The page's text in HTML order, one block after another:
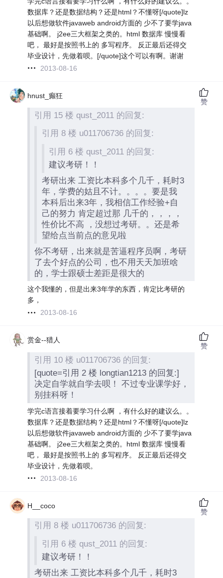
数据库？还是数据结构？还是html？不懂呀[/quote]lz
以后想做软件javaweb android方面的 少不了要学java
基础啊。 j2ee三大框架之类的。html 数据库 慢慢看
吧， 最好是按照书上的 多写程序。 反正最后还得交
毕业设计，先做着呗。[/quote]这个可以有啊。谢谢
2013-08-16
hnust_癫狂
引用 15 楼 qust_2011 的回复:
引用 8 楼 u011706736 的回复:
引用 6 楼 qust_2011 的回复:
建议考研！！
考研出来 工资比本科多个几千，耗时3
年，学费的姑且不计。。。。要是我
本科后出来3年，我相信工作经验+自
己的努力 肯定超过那 几千的，，，，
性价比不高 ，没想过考研。。还是希
望给点当前点的意见啦
你不考研，出来就是苦逼程序员啊，考研
了去个好点的公司，也不用天天加班啥
的，学士跟硕士差距是很大的
这个我懂的，但是出来3年学的东西，肯定比考研的
多，
2013-08-16
赞
赏金--猎人
引用 10 楼 u011706736 的回复:
[quote=引用 2 楼 longtian1213 的回复:]
决定自学就自学去呗！ 不过专业课学好，
别挂科呀！
学完c语言接着要学习什么啊 ，有什么好的建议么。。
数据库？还是数据结构？还是html？不懂呀[/quote]lz
以后想做软件javaweb android方面的 少不了要学java
基础啊。 j2ee三大框架之类的。html 数据库 慢慢看
吧， 最好是按照书上的 多写程序。 反正最后还得交
毕业设计，先做着呗。
2013-08-16
赞
H__coco
引用 8 楼 u011706736 的回复:
引用 6 楼 qust_2011 的回复:
建议考研！！
考研出来 工资比本科多个几千，耗时3
赞